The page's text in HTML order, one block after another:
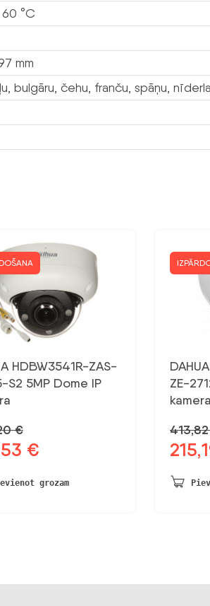
°C
mm
bulgāru, čehu, franču, spāņu,
HDBW3541R-ZAS-
S2 5MP Dome IP
€
€
ir:
grozam
ZE-
kamera
bija: